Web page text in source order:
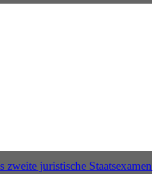
juristische Staatsexamen